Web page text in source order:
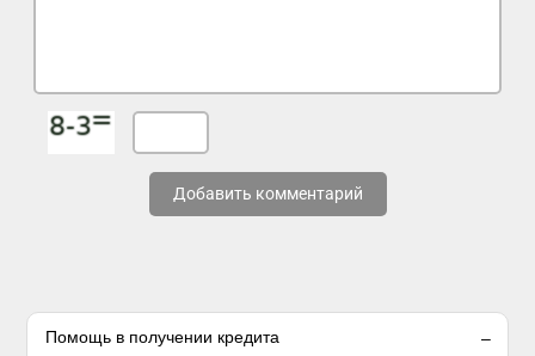
Добавить комментарий
Помощь в получении кредита